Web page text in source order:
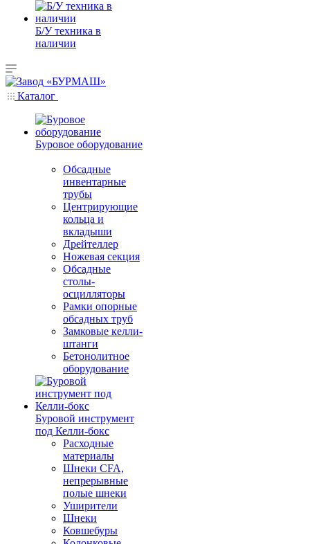
Б/У техника в
наличии
Каталог
Буровое оборудование
Обсадные
инвентарные
трубы
Центрирующие
кольца и
вкладыши
Дрейтеллер
Ножевая секция
Обсадные
столы-
осцилляторы
Рамки опорные
обсадных труб
Замковые келли-
штанги
Бетонолитное
оборудование
Буровой инструмент
под Келли-бокс
Расходные
материалы
Шнеки CFA,
непрерывные
полые шнеки
Уширители
Шнеки
Ковшебуры